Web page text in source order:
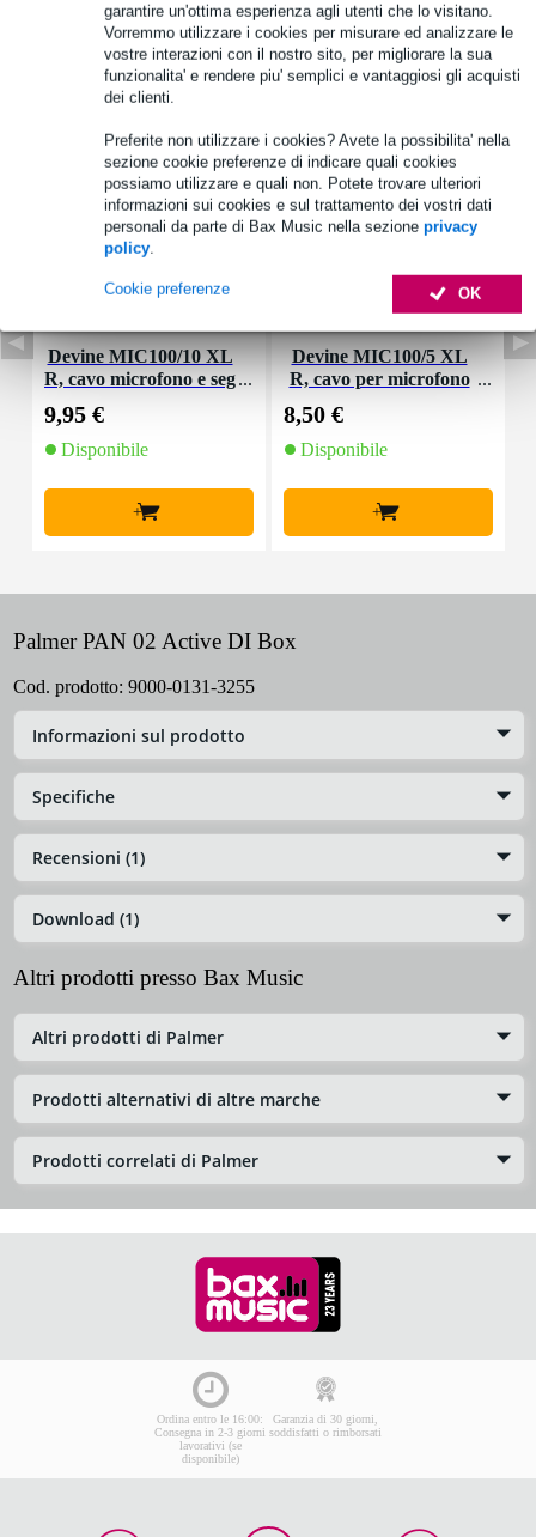
garantire un'ottima esperienza agli utenti che lo visitano.
Vorremmo utilizzare i cookies per misurare ed analizzare le
vostre interazioni con il nostro sito, per migliorare la sua
funzionalita' e rendere piu' semplici e vantaggiosi gli acquisti
dei clienti.
Preferite non utilizzare i cookies? Avete la possibilita' nella
sezione cookie preferenze di indicare quali cookies
possiamo utilizzare e quali non. Potete trovare ulteriori
informazioni sui cookies e sul trattamento dei vostri dati
personali da parte di Bax Music nella sezione privacy
policy.
OK
Cookie preferenze
Specifiche complete
Accessori (17)
Devine MIC100/10 XL
R, cavo microfono e seg
9,95 €
Disponibile
+
Devine MIC100/5 XL
R, cavo per microfono
8,50 €
Disponibile
+
Palmer PAN 02 Active DI Box
Cod. prodotto: 9000-0131-3255
Informazioni sul prodotto
Specifiche
Recensioni (1)
Download (1)
Altri prodotti presso Bax Music
Altri prodotti di Palmer
Prodotti alternativi di altre marche
Prodotti correlati di Palmer
Ordina entro le 16:00:
Consegna in 2-3 giorni
lavorativi (se
disponibile)
Garanzia di 30 giorni,
soddisfatti o rimborsati